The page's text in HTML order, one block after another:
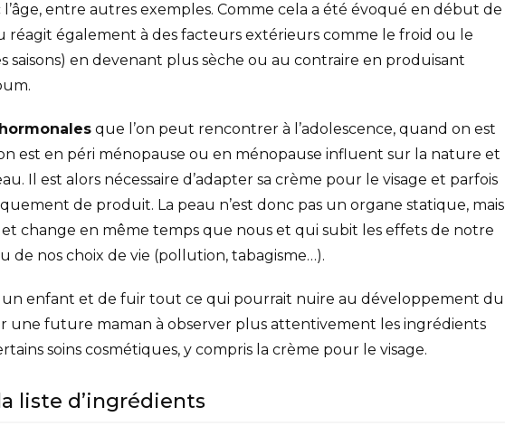
l’âge, entre autres exemples. Comme cela a été évoqué en début de
réagit également à des facteurs extérieurs comme le froid ou le
saisons) en devenant plus sèche ou au contraire en produisant
que l’on peut rencontrer à l’adolescence, quand on est
est en péri ménopause ou en ménopause influent sur la nature et
Il est alors nécessaire d’adapter sa crème pour le visage et parfois
de produit. La peau n’est donc pas un organe statique, mais
change en même temps que nous et qui subit les effets de notre
de nos choix de vie (pollution, tabagisme…).
un enfant et de fuir tout ce qui pourrait nuire au développement du
future maman à observer plus attentivement les ingrédients
soins cosmétiques, y compris la crème pour le visage.
liste d’ingrédients